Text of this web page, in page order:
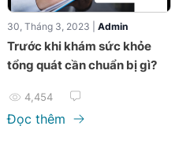
30, Tháng 3, 2023 | Admin
Trước khi khám sức khỏe
tổng quát cần chuẩn bị gì?
4,454
Đọc thêm